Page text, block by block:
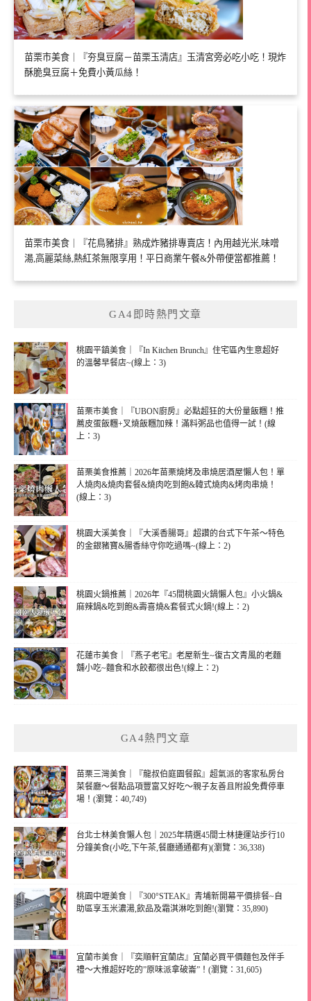
苗栗市美食｜『夯臭豆腐－苗栗玉清店』玉清宮旁必吃小吃！現炸
酥脆臭豆腐＋免費小黃瓜絲！
苗栗市美食｜『花鳥豬排』熟成炸豬排專賣店！內用越光米,味噌
湯,高麗菜絲,熱紅茶無限享用！平日商業午餐&外帶便當都推薦！
GA4即時熱門文章
桃園平鎮美食｜『In Kitchen Brunch』住宅區內生意超好
的溫馨早餐店~(線上：3)
苗栗市美食｜『UBON廚房』必點超狂的大份量飯糰！推
薦皮蛋飯糰+叉燒飯糰加辣！滿料粥品也值得一試！(線
上：3)
苗栗美食推薦｜2026年苗栗燒烤及串燒居酒屋懶人包！單
人燒肉&燒肉套餐&燒肉吃到飽&韓式燒肉&烤肉串燒！
(線上：3)
桃園大溪美食｜『大溪香腸哥』超讚的台式下午茶～特色
的金銀豬寶&腸香絲守你吃過嗎~(線上：2)
桃園火鍋推薦｜2026年『45間桃園火鍋懶人包』小火鍋&
麻辣鍋&吃到飽&壽喜燒&套餐式火鍋!(線上：2)
花蓮市美食｜『燕子老宅』老屋新生~復古文青風的老麵
舖小吃~麵食和水餃都很出色!(線上：2)
GA4熱門文章
苗栗三灣美食｜『龍叔伯庭園餐館』超氣派的客家私房台
菜餐廳～餐點品項豐富又好吃～親子友善且附設免費停車
場！(瀏覽：40,749)
台北士林美食懶人包｜2025年精選45間士林捷運站步行10
分鐘美食(小吃,下午茶,餐廳通通都有)(瀏覽：36,338)
桃園中壢美食｜『300°STEAK』青埔新開幕平價排餐~自
助區享玉米濃湯,飲品及霜淇淋吃到飽!(瀏覽：35,890)
宜蘭市美食｜『奕順軒宜蘭店』宜蘭必買平價麵包及伴手
禮～大推超好吃的”原味派拿破崙”！(瀏覽：31,605)